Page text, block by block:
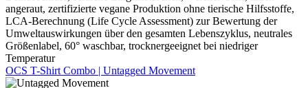
angeraut, zertifizierte vegane Produktion ohne tierische Hilfsstoffe,
LCA-Berechnung (Life Cycle Assessment) zur Bewertung der
Umweltauswirkungen über den gesamten Lebenszyklus, neutrales
Größenlabel, 60° waschbar, trocknergeeignet bei niedriger
Temperatur
OCS T-Shirt Combo | Untagged Movement